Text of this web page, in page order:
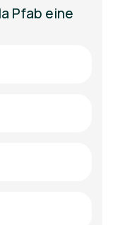
Pfab eine